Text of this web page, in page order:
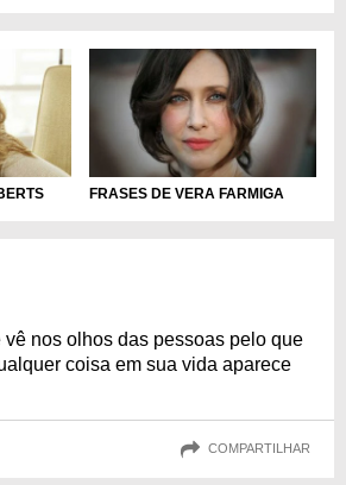
FRASES DE VERA FARMIGA
vê nos olhos das pessoas pelo que
coisa em sua vida aparece
COMPARTILHAR